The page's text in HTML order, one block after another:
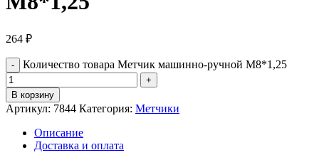
264 ₽
Количество товара Метчик машинно-ручной М8*1,25
В корзину
Артикул: 7844 Категория: Метчики
Описание
Доставка и оплата